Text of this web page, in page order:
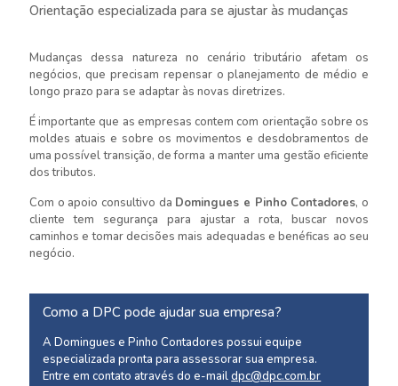
Orientação especializada para se ajustar às mudanças
Mudanças dessa natureza no cenário tributário afetam os
negócios, que precisam repensar o planejamento de médio e
longo prazo para se adaptar às novas diretrizes.
É importante que as empresas contem com orientação sobre os
moldes atuais e sobre os movimentos e desdobramentos de
uma possível transição, de forma a manter uma gestão eficiente
dos tributos.
Com o apoio consultivo da Domingues e Pinho Contadores, o
cliente tem segurança para ajustar a rota, buscar novos
caminhos e tomar decisões mais adequadas e benéficas ao seu
negócio.
Como a DPC pode ajudar sua empresa?
A Domingues e Pinho Contadores possui equipe
especializada pronta para assessorar sua empresa.
Entre em contato através do e-maildpc@dpc.com.br